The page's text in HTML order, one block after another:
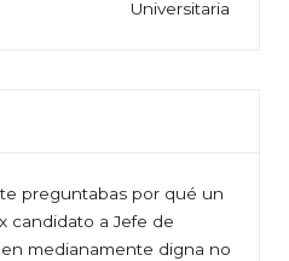
Universitaria
preguntabas por qué un
candidato a Jefe de
medianamente digna no